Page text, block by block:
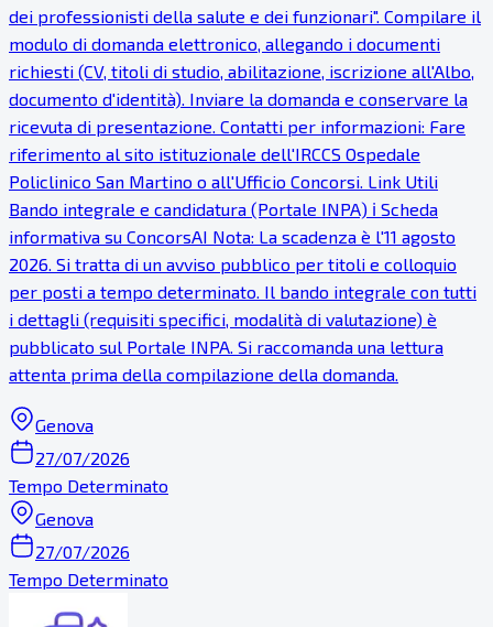
dei professionisti della salute e dei funzionari". Compilare il
modulo di domanda elettronico, allegando i documenti
richiesti (CV, titoli di studio, abilitazione, iscrizione all'Albo,
documento d'identità). Inviare la domanda e conservare la
ricevuta di presentazione. Contatti per informazioni: Fare
riferimento al sito istituzionale dell'IRCCS Ospedale
Policlinico San Martino o all'Ufficio Concorsi. Link Utili
Bando integrale e candidatura (Portale INPA) ℹ Scheda
informativa su ConcorsAI Nota: La scadenza è l'11 agosto
2026. Si tratta di un avviso pubblico per titoli e colloquio
per posti a tempo determinato. Il bando integrale con tutti
i dettagli (requisiti specifici, modalità di valutazione) è
pubblicato sul Portale INPA. Si raccomanda una lettura
attenta prima della compilazione della domanda.
Genova
27/07/2026
Tempo Determinato
Genova
27/07/2026
Tempo Determinato